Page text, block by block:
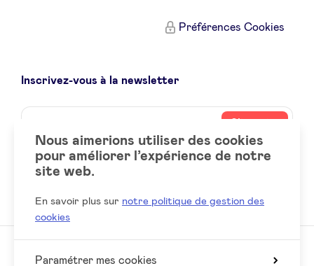
Préférences Cookies
Inscrivez-vous à la newsletter
Name
Votre
email
Social
LinkedIn
Nous aimerions utiliser des cookies
pour améliorer l’expérience de notre
site web.
En savoir plus sur notre politique de gestion des
cookies
Paramétrer mes cookies